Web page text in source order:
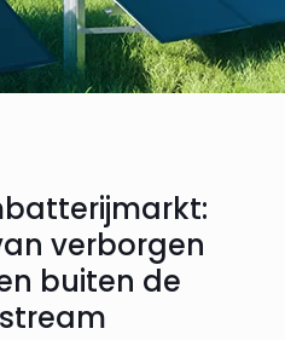
verborgen
buiten de